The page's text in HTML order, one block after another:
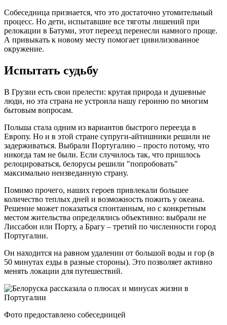
Собеседница признается, что это достаточно утомительный
процесс. Но дети, испытавшие все тяготы лишений при
релокации в Батуми, этот переезд перенесли намного проще.
А привыкать к новому месту помогает цивилизованное
окружение.
Испытать судьбу
В Грузии есть свои прелести: крутая природа и душевные
люди, но эта страна не устроила нашу героиню по многим
бытовым вопросам.
Польша стала одним из вариантов быстрого переезда в
Европу. Но и в этой стране супруги-айтишники решили не
задерживаться. Выбрали Португалию – просто потому, что
никогда там не были. Если случилось так, что пришлось
релоцироваться, белорусы решили "попробовать"
максимально неизведанную страну.
Помимо прочего, наших героев привлекали большее
количество теплых дней и возможность пожить у океана.
Решение может показаться спонтанным, но с конкретным
местом жительства определялись объективно: выбрали не
Лиссабон или Порту, а Брагу – третий по численности город
Португалии.
Он находится на равном удалении от большой воды и гор (в
50 минутах езды в разные стороны). Это позволяет активно
менять локации для путешествий.
Фото предоставлено собеседницей